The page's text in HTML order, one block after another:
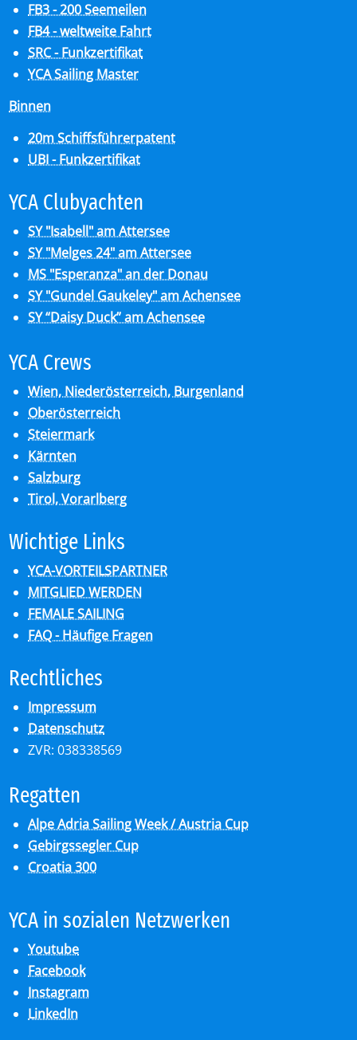
FB3 - 200 Seemeilen
FB4 - weltweite Fahrt
SRC - Funkzertifikat
YCA Sailing Master
Binnen
20m Schiffsführerpatent
UBI - Funkzertifikat
YCA Club­y­ach­ten
SY "Isabell" am Attersee
SY "Melges 24" am Attersee
MS "Esperanza" an der Donau
SY "Gundel Gaukeley" am Achensee
SY “Daisy Duck” am Achensee
YCA Crews
Wien, Niederösterreich, Burgenland
Oberösterreich
Steiermark
Kärnten
Salzburg
Tirol, Vorarlberg
Wich­ti­ge Links
YCA-VORTEILSPARTNER
MITGLIED WERDEN
FEMALE SAILING
FAQ - Häufige Fragen
Recht­li­ches
Impressum
Datenschutz
ZVR: 038338569
Re­gat­ten
Alpe Adria Sailing Week / Austria Cup
Gebirgssegler Cup
Croatia 300
YCA in so­zia­len Netz­wer­ken
Youtube
Facebook
Instagram
LinkedIn